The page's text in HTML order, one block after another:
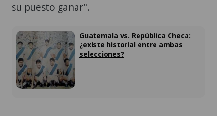
su puesto ganar".
Guatemala vs. República Checa:
¿existe historial entre ambas
selecciones?